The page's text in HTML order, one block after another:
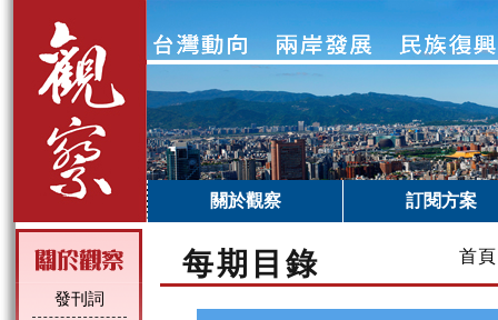
關於觀察 訂閱方案
發刊詞
每期目錄 首頁